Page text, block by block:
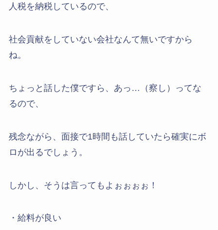
人税を納税しているので、
社会貢献をしていない会社なんて無いですから
ね。
ちょっと話した僕ですら、あっ…（察し）ってな
るので、
残念ながら、面接で1時間も話していたら確実にボ
ロが出るでしょう。
しかし、そうは言ってもよぉぉぉぉ！
・給料が良い